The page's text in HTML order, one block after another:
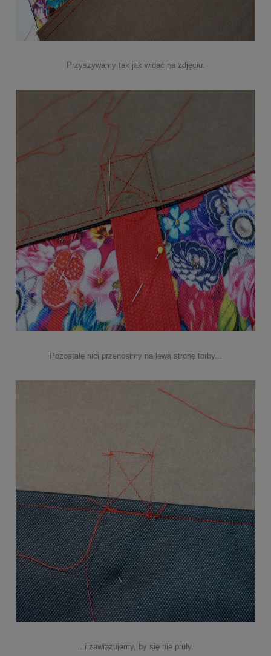
Przyszywamy tak jak widać na zdjęciu.
Pozostałe nici przenosimy na lewą stronę torby...
...i zawiązujemy, by się nie pruły.